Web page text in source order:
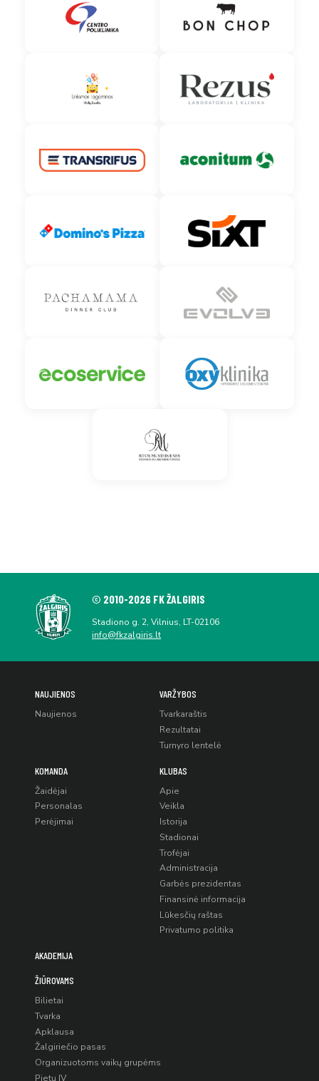
© 2010-2026 FK ŽALGIRIS
Stadiono g. 2, Vilnius, LT-02106
info@fkzalgiris.lt
NAUJIENOS
Naujienos
VARŽYBOS
Tvarkaraštis
Rezultatai
Turnyro lentelė
KOMANDA
Žaidėjai
Personalas
Perėjimai
KLUBAS
Apie
Veikla
Istorija
Stadionai
Trofėjai
Administracija
Garbės prezidentas
Finansinė informacija
Lūkesčių raštas
Privatumo politika
AKADEMIJA
ŽIŪROVAMS
Bilietai
Tvarka
Apklausa
Žalgiriečio pasas
Organizuotoms vaikų grupėms
Pietų IV